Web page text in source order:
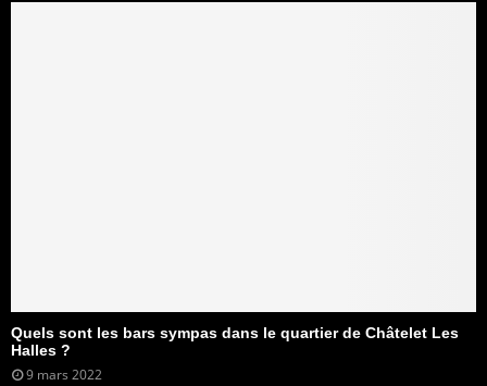
Quels sont les bars sympas dans le quartier de Châtelet Les
Halles ?
9 mars 2022